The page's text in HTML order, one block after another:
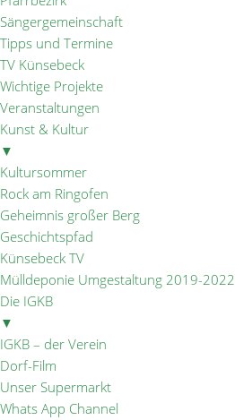
Sängergemeinschaft
Tipps und Termine
TV Künsebeck
Wichtige Projekte
Veranstaltungen
Kunst & Kultur
▼
Kultursommer
Rock am Ringofen
Geheimnis großer Berg
Geschichtspfad
Künsebeck TV
Mülldeponie Umgestaltung 2019-2022
Die IGKB
▼
IGKB – der Verein
Dorf-Film
Unser Supermarkt
Whats App Channel